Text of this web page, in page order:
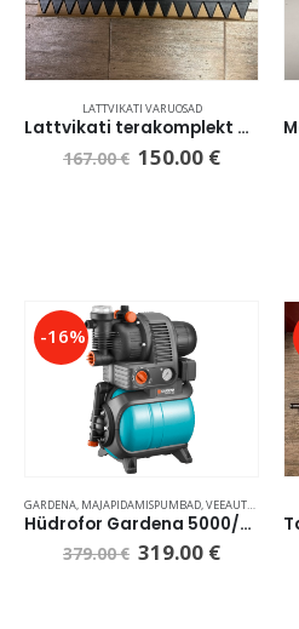
LATTVIKATI VARUOSAD
Lattvikati terakomplekt alumine, nt PSKL72B, MPF 72B
167.00€ 150.00 €
-16%
GARDENA, MAJAPIDAMISPUMBAD,VEEAUTOMAADID HÜDROFORIGA
Hüdrofor Gardena 5000/5 eco
379.00€ 319.00 €